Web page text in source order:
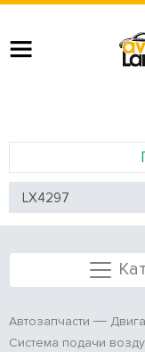
Автозапчасти
Система подачи